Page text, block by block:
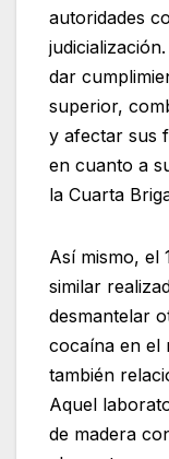
autoridades
dar
superior,
y afectar sus
en cuanto a
la Cuarta
Así mismo, el
similar
desmantelar
cocaína en el
también
Aquel
de madera